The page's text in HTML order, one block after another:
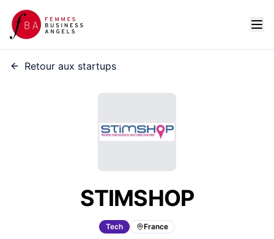
Retour aux startups
STIMSHOP
Tech France